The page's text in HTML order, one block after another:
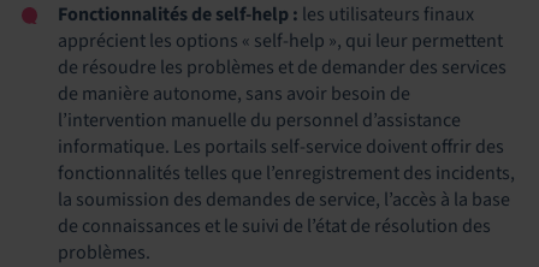
Fonctionnalités de self-help : les utilisateurs finaux
apprécient les options « self-help », qui leur permettent
de résoudre les problèmes et de demander des services
de manière autonome, sans avoir besoin de
l’intervention manuelle du personnel d’assistance
informatique. Les portails self-service doivent offrir des
fonctionnalités telles que l’enregistrement des incidents,
la soumission des demandes de service, l’accès à la base
de connaissances et le suivi de l’état de résolution des
problèmes.